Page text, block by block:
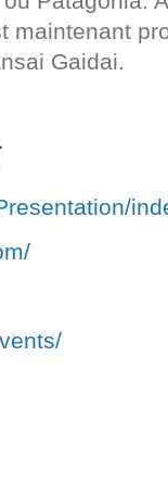
maintenant
Gaidai.